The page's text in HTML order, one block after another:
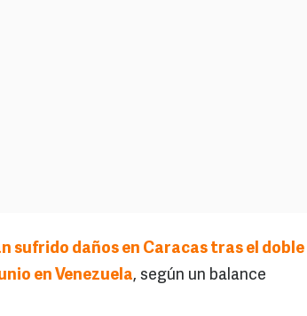
sufrido daños en Caracas tras el doble
en Venezuela, según un balance